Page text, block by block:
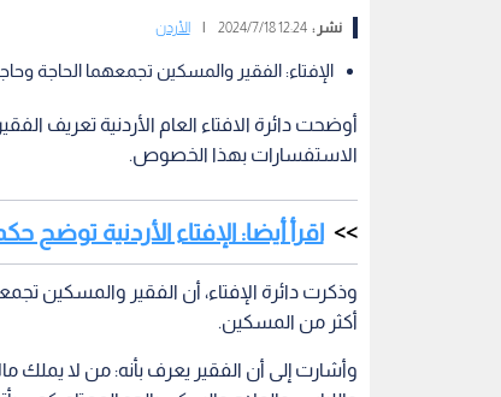
نشر :12:24 2024/7/18 الأردن
الإفتاء: الفقير والمسكين تجمعهما الحاجة
أوضحت دائرة الافتاء العام الأردنية تعريف
الاستفسارات بهذا الخصوص.
اقرأ أيضا: الإفتاء الأردنية
وذكرت دائرة الإفتاء، أن الفقير والمسكين
أكثر من المسكين.
وأشارت إلى أن الفقير يعرف بأنه: من لا يملك